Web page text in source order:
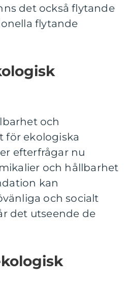
det också flytande
flytande
och
för ekologiska
efterfrågar nu
och hållbarhet
kan
och socialt
det utseende de